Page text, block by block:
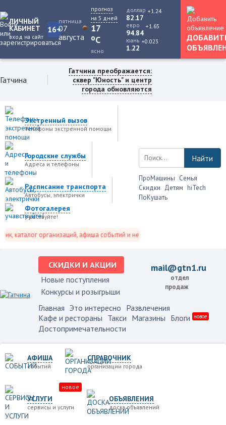
ЛИЧНЫЙ
КАБИНЕТ
вход на сайт
16+
пятница
07
августа
прогноз
на 5 дней
17
oC
ясно
доллар
82.17
+1.24
евро
94.84
+1.65
юань
1.22
+0.023
Гатчина
Гатчина преображается:
сквер "Юность" и центр
города обновляются
Экстренный вызов
Телефоны экстренной помощи
Городские службы
Адреса и телефоны
Расписание транспорта
Автобусы, электрички
Фотогалерея
учавствуйте!
каталог организаций, афиша событий и не только это.
Найти
ПроМашины Семья
Скидки Детям hiTech
ПоКушать
СКИДКИ И АКЦИИ
Новые поступления
Конкурсы и розыгрыши
mail@gtn1.ru
отдел
продаж
Главная Это интересно Развлечения
Кафе и рестораны Такси Магазины Блоги новое
Достопримечательности
АФИША
событий
СПРАВОЧНИК
организации города
УСЛУГИ
сервисы и услуги
новое
ОБЪЯВЛЕНИЯ
доска объявлений